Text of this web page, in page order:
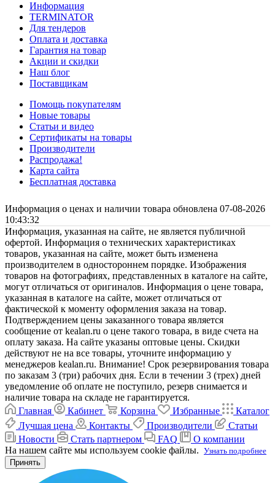
Информация
TERMINATOR
Для тендеров
Оплата и доставка
Гарантия на товар
Акции и скидки
Наш блог
Поставщикам
Помощь покупателям
Новые товары
Статьи и видео
Сертификаты на товары
Производители
Распродажа!
Карта сайта
Бесплатная доставка
Информация о ценах и наличии товара обновлена 07-08-2026
10:43:32
Информация, указанная на сайте, не является публичной
офертой. Информация о технических характеристиках
товаров, указанная на сайте, может быть изменена
производителем в одностороннем порядке. Изображения
товаров на фотографиях, представленных в каталоге на сайте,
могут отличаться от оригиналов. Информация о цене товара,
указанная в каталоге на сайте, может отличаться от
фактической к моменту оформления заказа на товар.
Подтверждением цены заказанного товара является
сообщение от kealan.ru о цене такого товара, в виде счета на
оплату заказа. На сайте указаны оптовые цены. Скидки
действуют не на все товары, уточните информацию у
менеджеров kealan.ru. Внимание! Срок резервирования товара
по заказам 3 (три) рабочих дня. Если в течении 3 (трех) дней
уведомление об оплате не поступило, резерв снимается и
наличие товара на складе не гарантируется.
Главная
Кабинет Корзина Избранные
Каталог
Лучшая цена
Контакты Производители
Статьи
Новости
Стать партнером FAQ
О компании
На нашем сайте мы используем cookie файлы. Узнать подробнее
Принять